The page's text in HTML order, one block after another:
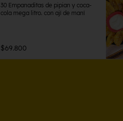
30 Empanaditas de pipian y coca-
cola mega litro. con ají de maní
$69.800